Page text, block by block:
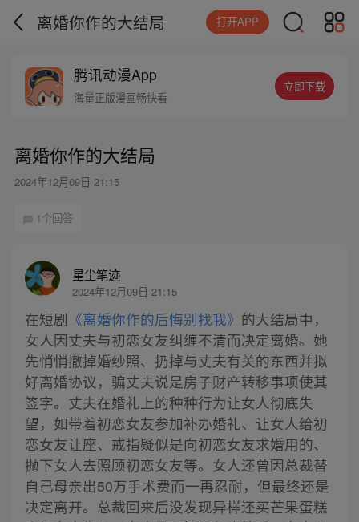
离婚你作的大结局 打开APP
腾讯动漫App
海量正版漫画畅快看
立即下载
离婚你作的大结局
2024年12月09日 21:15
1个回答
星尘笔迹
2024年12月09日 21:15
在短剧 《离婚你作的后悔别找我》 的大结局中，
女人因丈夫与初恋女友纠缠不清而决定离婚。她
先悄悄撤掉婚纱照、扔掉与丈夫有关的东西并拟
好离婚协议，骗丈夫说是房子财产转移事项使其
签字。丈夫在婚礼上的种种行为让女人彻底失
望，如带着初恋女友参加补办婚礼、让女人给初
恋女友让座、戒指疑似是向初恋女友求婚用的、
抛下女人去照顾初恋女友等。女人还曾因总裁替
自己母亲出50万手术费而一再忍耐，但最终还是
决定离开。总裁回来后没发现异样还买芒果蛋糕